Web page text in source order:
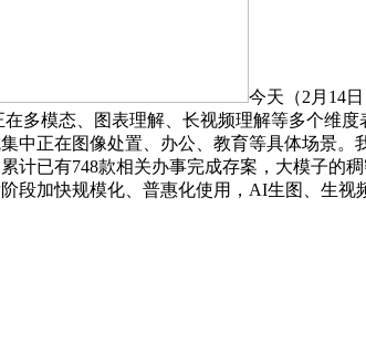
今天（2月14
多模态、图表理解、长视频理解等多个维
中正在图像处置、办公、教育等具体场景
计已有748款相关办事完成存案，大模子
段加快规模化、普惠化使用，AI生图、生